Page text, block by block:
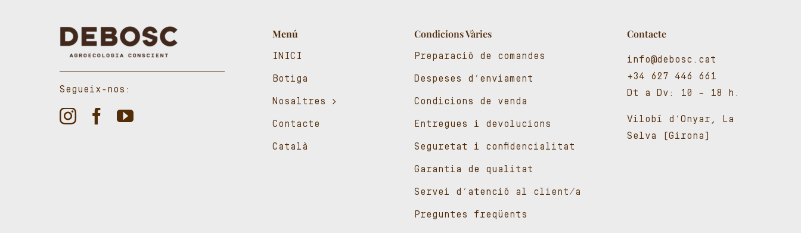
Segueix-nos:
Menú
INICI
Botiga
Nosaltres
Contacte
Català
Condicions Vàries
Preparació de comandes
Despeses d’enviament
Condicions de venda
Entregues i devolucions
Seguretat i confidencialitat
Garantia de qualitat
Servei d’atenció al client/a
Preguntes freqüents
Contacte
info@debosc.cat
+34 627 446 661
Dt a Dv: 10 – 18 h.
Vilobí d’Onyar, La
Selva (Girona)